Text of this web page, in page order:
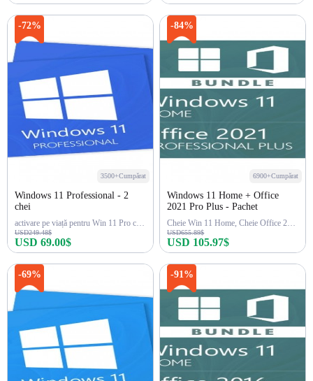
-72%
3500+Cumpărat
Windows 11 Professional - 2
chei
activare pe viață pentru Win 11 Pro cu 2 chei
USD249.48$
USD 69.00$
-84%
6900+Cumpărat
Windows 11 Home + Office
2021 Pro Plus - Pachet
Cheie Win 11 Home, Cheie Office 2021 Pro
USD655.89$
USD 105.97$
-69% -91%